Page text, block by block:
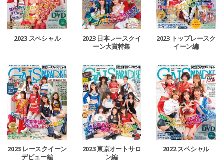
2023 スペシャル
2023 日本レースクイ
ーン大賞特集
2023 トップレースク
イーン編
2023 レースクイーン
デビュー編
2023 東京オートサロ
ン編
2022 スペシャル